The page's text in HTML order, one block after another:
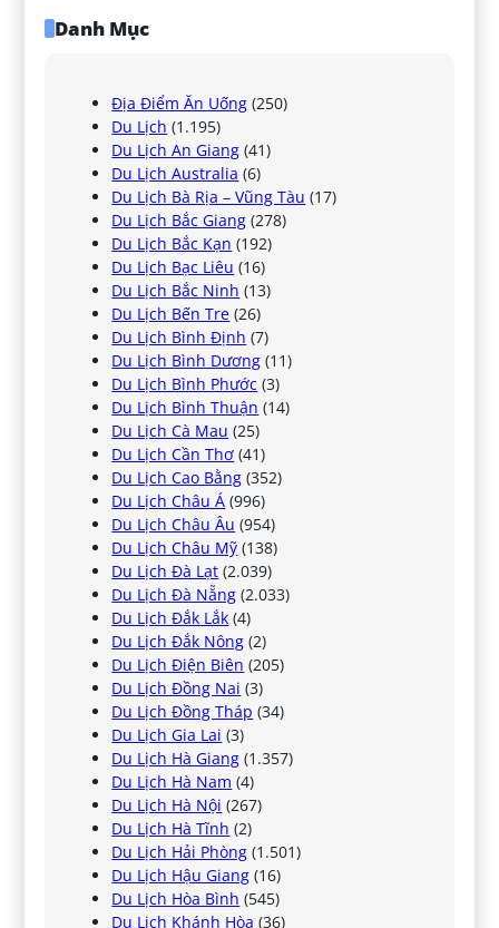
Danh Mục
Địa Điểm Ăn Uống (250)
Du Lịch (1.195)
Du Lịch An Giang (41)
Du Lịch Australia (6)
Du Lịch Bà Rịa – Vũng Tàu (17)
Du Lịch Bắc Giang (278)
Du Lịch Bắc Kạn (192)
Du Lịch Bạc Liêu (16)
Du Lịch Bắc Ninh (13)
Du Lịch Bến Tre (26)
Du Lịch Bình Định (7)
Du Lịch Bình Dương (11)
Du Lịch Bình Phước (3)
Du Lịch Bình Thuận (14)
Du Lịch Cà Mau (25)
Du Lịch Cần Thơ (41)
Du Lịch Cao Bằng (352)
Du Lịch Châu Á (996)
Du Lịch Châu Âu (954)
Du Lịch Châu Mỹ (138)
Du Lịch Đà Lạt (2.039)
Du Lịch Đà Nẵng (2.033)
Du Lịch Đắk Lắk (4)
Du Lịch Đắk Nông (2)
Du Lịch Điện Biên (205)
Du Lịch Đồng Nai (3)
Du Lịch Đồng Tháp (34)
Du Lịch Gia Lai (3)
Du Lịch Hà Giang (1.357)
Du Lịch Hà Nam (4)
Du Lịch Hà Nội (267)
Du Lịch Hà Tĩnh (2)
Du Lịch Hải Phòng (1.501)
Du Lịch Hậu Giang (16)
Du Lịch Hòa Bình (545)
Du Lịch Khánh Hòa (36)